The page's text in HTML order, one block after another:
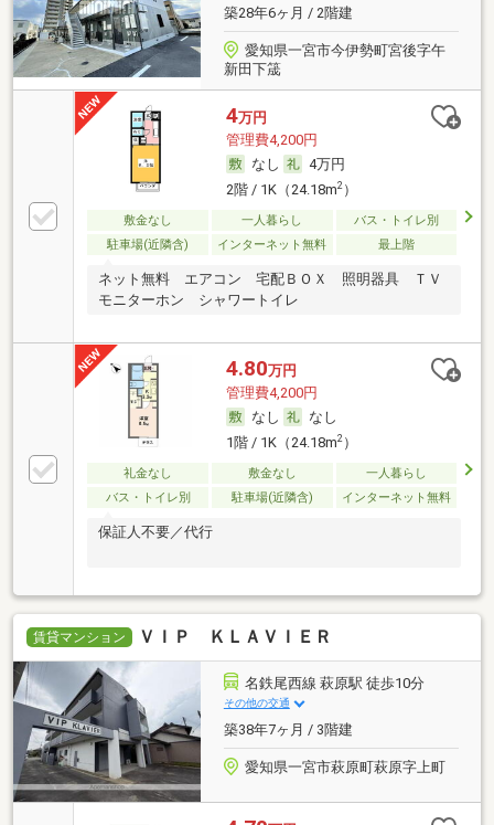
築28年6ヶ月 / 2階建
愛知県一宮市今伊勢町宮後字午
新田下筬
4万円
管理費4,200円
なし
4万円
2階 / 1K（24.18m2）
敷金なし 一人暮らし
バス・トイレ別
駐車場(近隣含)
インターネット無料 最上階
ネット無料 エアコン 宅配ＢＯＸ 照明器具 ＴＶ
モニターホン シャワートイレ
4.80万円
管理費4,200円
なし
なし
1階 / 1K（24.18m2）
礼金なし 敷金なし
一人暮らし
バス・トイレ別
駐車場(近隣含) インターネット無料
保証人不要／代行
賃貸マンション ＶＩＰ ＫＬＡＶＩＥＲ
名鉄尾西線 萩原駅 徒歩10分
その他の交通
築38年7ヶ月 / 3階建
愛知県一宮市萩原町萩原字上町